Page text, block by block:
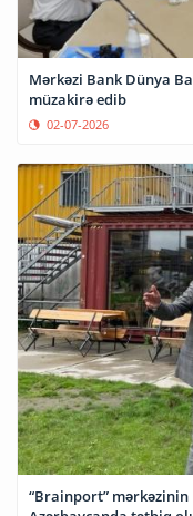
Mərkəzi Bank Dünya
müzakirə edib
02-07-2026
“Brainport”